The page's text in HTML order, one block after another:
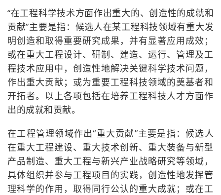
“在工程科学技术方面作出重大的、创造性的成就和
贡献”主要是指：候选人在某工程科技领域有重大发
明创造和取得重要研究成果，并有显著应用成效；
或在重大工程设计、研制、建造、运行、管理及工
程技术应用中，创造性地解决关键科学技术问题，
作出重大贡献；或为重要工程科技领域的奠基者和
开拓者。以上各项包括在培养工程科技人才方面作
出的成就和贡献。
在工程管理领域作出“重大贡献”主要是指：候选人
在重大工程建设、重大技术创新、重大装备与新型
产品制造、重大工程与新兴产业战略研究等领域，
具体组织并参与工程项目的实践，创造性地发挥管
理科学的作用，取得同行公认的重大成就；或在工